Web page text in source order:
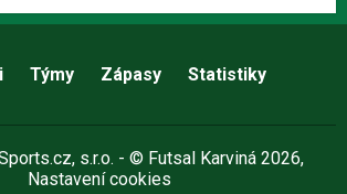
Týmy Zápasy Statistiky
, s.r.o. - © Futsal Karviná 2026,
Nastavení cookies